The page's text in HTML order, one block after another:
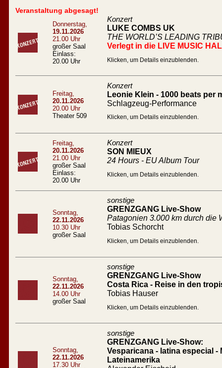
Veranstaltung abgesagt!
Donnerstag,
19.11.2026
21.00 Uhr
großer Saal
Einlass:
20.00 Uhr
Konzert
LUKE COMBS UK
THE WORLD’S LEADING
Verlegt in die LIVE MUSIC
Klicken, um Details einzublenden.
Freitag,
20.11.2026
20.00 Uhr
Theater 509
Konzert
Leonie Klein - 1000 beats per
Schlagzeug-Performance
Klicken, um Details einzublenden.
Freitag,
20.11.2026
21.00 Uhr
großer Saal
Einlass:
20.00 Uhr
Konzert
SON MIEUX
24 Hours - EU Album Tour
Klicken, um Details einzublenden.
Sonntag,
22.11.2026
10.30 Uhr
großer Saal
sonstige
GRENZGANG Live-Show
Patagonien 3.000 km durch die
Tobias Schorcht
Klicken, um Details einzublenden.
Sonntag,
22.11.2026
14.00 Uhr
großer Saal
sonstige
GRENZGANG Live-Show
Costa Rica - Reise in den
Tobias Hauser
Klicken, um Details einzublenden.
Sonntag,
22.11.2026
17.30 Uhr
sonstige
GRENZGANG Live-Show:
Vesparicana - latina especial -
Lateinamerika